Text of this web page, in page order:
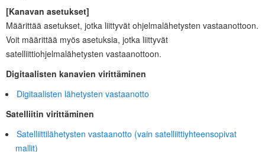
[Kanavan asetukset]
Määrittää asetukset, jotka liittyvät ohjelmalähetysten vastaanottoon.
Voit määrittää myös asetuksia, jotka liittyvät
satelliittiohjelmalähetysten vastaanottoon.
Digitaalisten kanavien virittäminen
Digitaalisten lähetysten vastaanotto
Satelliitin virittäminen
Satelliittilähetysten vastaanotto (vain satelliittiyhteensopivat
mallit)